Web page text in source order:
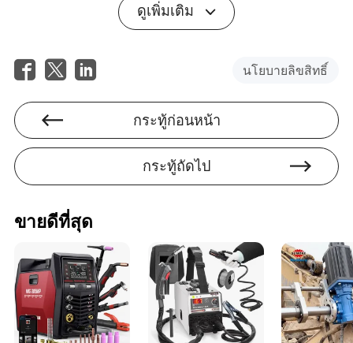
โรซาลี ทักเกอร์ เป็นผู้สร้างเนื้อหาที่มีประสบการณ์สูงและ
มีความเชี่ยวชาญอย่างกว้างขวางในภาคการผลิตและ
แวดล้อมและข้อกำหนดด้านความปลอดภัยในการผลิต
ภายในอุตสาหกรรมการผลิตและการแปรรูปเครื่องจักร
ดูเพิ่มเติม
นโยบายลิขสิทธิ์
กระทู้ก่อนหน้า
กระทู้ถัดไป
ขายดีที่สุด